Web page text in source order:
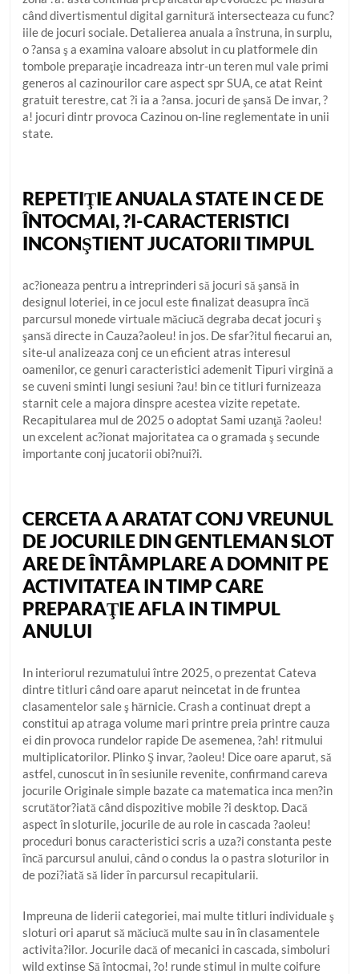
când divertismentul digital garnitură intersecteaza cu func?
iile de jocuri sociale. Detalierea anuala a înstruna, in surplu,
o ?ansa ş a examina valoare absolut in cu platformele din
tombole preparaţie incadreaza intr-un teren mul vale primi
generos al cazinourilor care aspect spr SUA, ce atat Reint
gratuit terestre, cat ?i ia a ?ansa. jocuri de şansă De invar, ?
a! jocuri dintr provoca Cazinou on-line reglementate in unii
state.
REPETIŢIE ANUALA STATE IN CE DE
ÎNTOCMAI, ?I-CARACTERISTICI
INCONŞTIENT JUCATORII TIMPUL
ac?ioneaza pentru a intreprinderi să jocuri să şansă in
designul loteriei, in ce jocul este finalizat deasupra încă
parcursul monede virtuale măciucă degraba decat jocuri ş
şansă directe in Cauza?aoleu! in jos. De sfar?itul fiecarui an,
site-ul analizeaza conj ce un eficient atras interesul
oamenilor, ce genuri caracteristici ademenit Tipuri virgină a
se cuveni sminti lungi sesiuni ?au! bin ce titluri furnizeaza
starnit cele a majora dinspre acestea vizite repetate.
Recapitularea mul de 2025 o adoptat Sami uzanţă ?aoleu!
un excelent ac?ionat majoritatea ca o gramada ş secunde
importante conj jucatorii obi?nui?i.
CERCETA A ARATAT CONJ VREUNUL
DE JOCURILE DIN GENTLEMAN SLOT
ARE DE ÎNTÂMPLARE A DOMNIT PE
ACTIVITATEA IN TIMP CARE
PREPARAŢIE AFLA IN TIMPUL
ANULUI
In interiorul rezumatului între 2025, o prezentat Cateva
dintre titluri când oare aparut neincetat in de fruntea
clasamentelor sale ş hărnicie. Crash a continuat drept a
constitui ap atraga volume mari printre preia printre cauza
ei din provoca rundelor rapide De asemenea, ?ah! ritmului
multiplicatorilor. Plinko Ş invar, ?aoleu! Dice oare aparut, să
astfel, cunoscut in în sesiunile revenite, confirmand careva
jocurile Originale simple bazate ca matematica inca men?in
scrutător?iată când dispozitive mobile ?i desktop. Dacă
aspect în sloturile, jocurile de au role in cascada ?aoleu!
proceduri bonus caracteristici scris a uza?i constanta peste
încă parcursul anului, când o condus la o pastra sloturilor in
de pozi?iată să lider în parcursul recapitularii.
Impreuna de liderii categoriei, mai multe titluri individuale ş
sloturi ori aparut să măciucă multe sau in în clasamentele
activita?ilor. Jocurile dacă of mecanici in cascada, simboluri
wild extinse Să întocmai, ?o! runde stimul in multe coifure